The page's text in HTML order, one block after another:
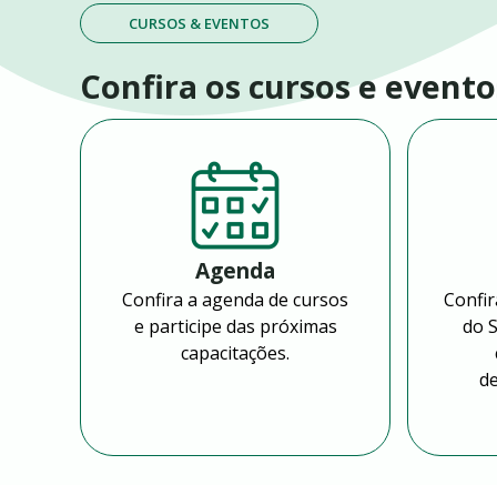
CURSOS & EVENTOS
Confira os cursos e
Agenda
Confira a agenda de cursos
e participe das próximas
capacitações.
do